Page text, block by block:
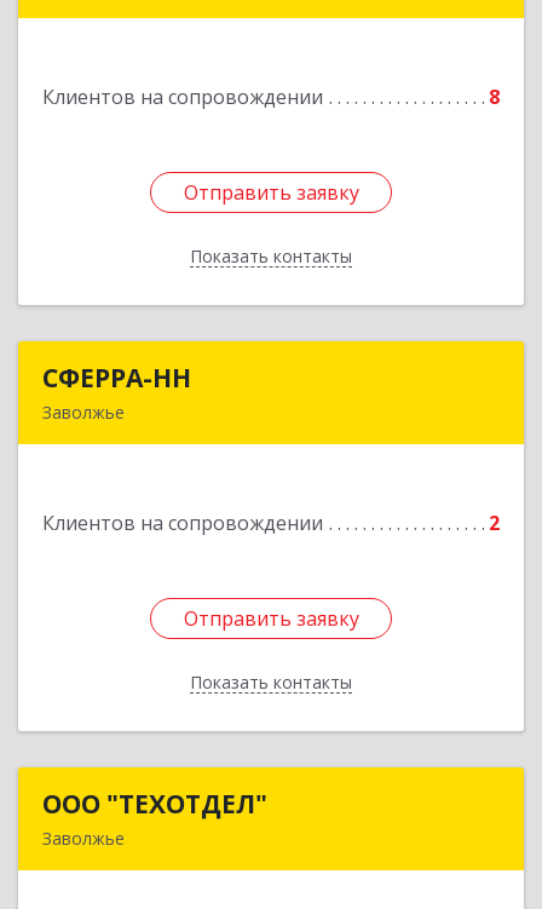
Клиентов на сопровождении 8
Отправить заявку
Показать контакты
Отправить заявку
Назад
СФЕРРА-НН
Заволжье
Клиентов на сопровождении 2
Отправить заявку
Показать контакты
Отправить заявку
Назад
ООО "ТЕХОТДЕЛ"
Заволжье